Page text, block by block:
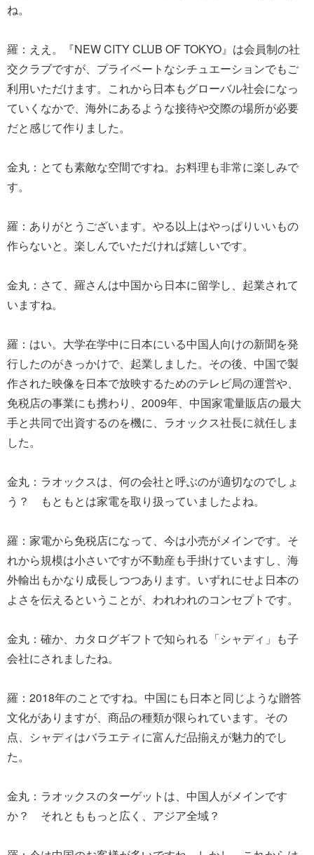
ね。
羅：ええ。『NEW CITY CLUB OF TOKYO』は会員制の社
交クラブですが、プライベートなシチュエーションでもご
利用いただけます。これから日本もグローバル社会になっ
ていくなかで、海外にあるような接待や交際の場所が必要
だと感じて作りました。
金丸：とても素敵な空間ですね。お料理も非常に楽しみで
す。
羅：ありがとうございます。やる以上はやっぱりいいもの
作らないと。楽しんでいただければ嬉しいです。
金丸：さて、羅さんは中国から日本に留学し、起業されて
いますね。
羅：はい。大学在学中に日本にいる中国人向けの新聞を発
行したのがきっかけで、起業しました。その後、中国で製
作された映像を日本で放映するためのテレビ局の運営や、
免税店の事業にも携わり、2009年、中国家電量販店の最大
手と共同で出資するのを機に、ラオックス社長に就任しま
した。
金丸：ラオックスは、何の会社と呼ぶのが適切なのでしょ
う？ もともとは家電を取り扱っていましたよね。
羅：家電から免税店になって、今は小売がメインです。そ
れから規模は小さいですが不動産も手掛けていますし、海
外輸出もかなり成長しつつあります。いずれにせよ日本の
よさを伝えるということが、われわれのコンセプトです。
金丸：確か、カタログギフトで知られる「シャディ」も子
会社にされましたね。
羅：2018年のことですね。中国にも日本と同じような贈答
文化がありますが、商品の種類が限られています。その
点、シャディはバラエティに富んだ品揃えが魅力的でし
た。
金丸：ラオックスのターゲットは、中国人がメインです
か？ それとももっと広く、アジア全域？